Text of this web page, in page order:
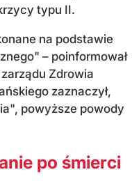
typu II.
na podstawie
– poinformował
Zdrowia
zaznaczył,
powyższe powody
po śmierci